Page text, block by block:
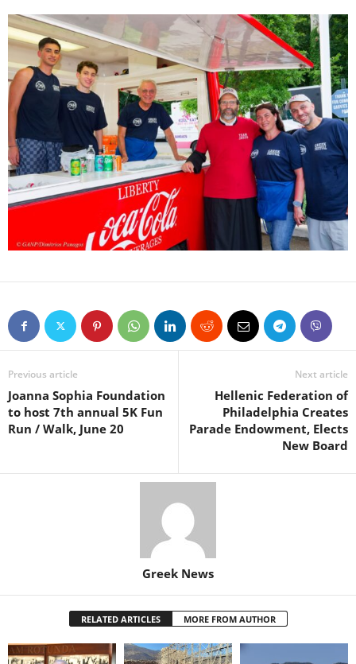
Previous article
Joanna Sophia Foundation
to host 7th annual 5K Fun
Run / Walk, June 20
Next article
Hellenic Federation of
Philadelphia Creates
Parade Endowment, Elects
New Board
Greek News
RELATED ARTICLES MORE FROM AUTHOR